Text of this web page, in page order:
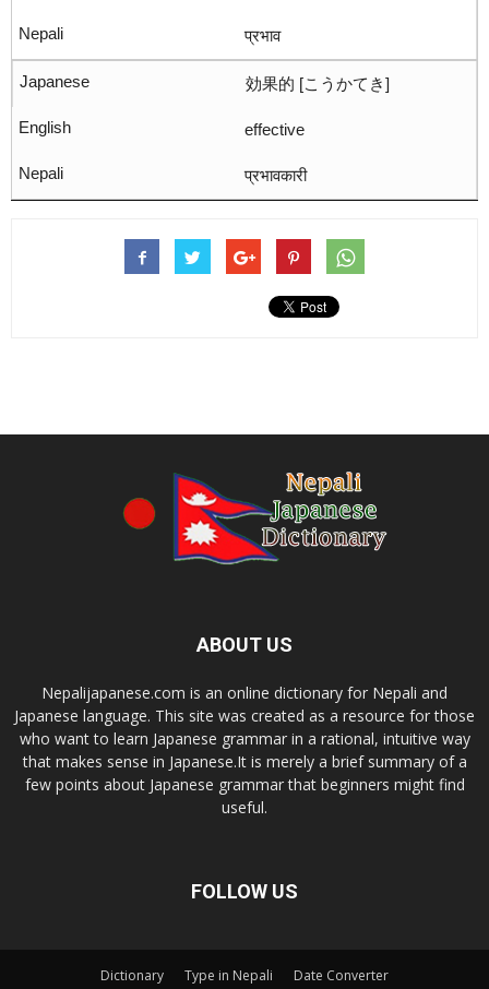
प्रभाव
効果的 [こうかてき]
effective
प्रभावकारी
ABOUT US
Nepalijapanese.com is an online dictionary for Nepali and
Japanese language. This site was created as a resource for those
who want to learn Japanese grammar in a rational, intuitive way
that makes sense in Japanese.It is merely a brief summary of a
few points about Japanese grammar that beginners might find
useful.
FOLLOW US
Dictionary Type in Nepali Date Converter